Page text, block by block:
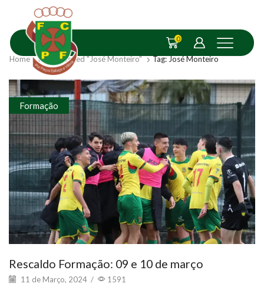
0
Home Posts Tagged "José Monteiro" Tag: José Monteiro
Formação
Rescaldo Formação: 09 e 10 de março
11 de Março, 2024 / 1591